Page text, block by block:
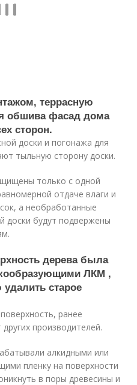
террасную
обшива фасад дома
сторон.
доски и погонажа для
тыльную сторону доски.
только с одной
отдаче влаги и
а необработанные
доски будут подвержены
дерева была
ЛКМ ,
старое
ранее
производителей.
алкидными или
пленку на поверхности
в поры древесины и